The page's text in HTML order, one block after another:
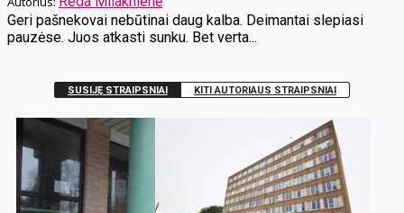
Geri pašnekovai nebūtinai daug kalba. Deimantai slepiasi
pauzėse. Juos atkasti sunku. Bet verta...
SUSIJĘ STRAIPSNIAI KITI AUTORIAUS STRAIPSNIAI